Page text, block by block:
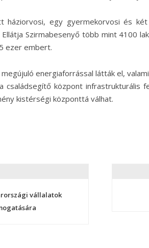
egy gyermekorvosi és két
Ellátja Szirmabesenyő több mint 4100
ezer embert.
energiaforrással látták el,
központ infrastrukturális
kistérségi központtá válhat.
vállalatok